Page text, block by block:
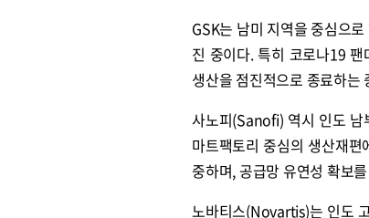
GSK는 남미 지역을 중심으
진 중이다. 특히 코로나19
생산을 점진적으로 종료하는
사노피(Sanofi) 역시 인도 남
마트팩토리 중심의 생산재
중하며, 공급망 유연성 확보
노바티스(Novartis)는 인도